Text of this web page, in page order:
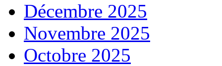
Décembre 2025
Novembre 2025
Octobre 2025